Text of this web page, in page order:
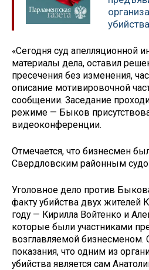
убийства
«Сегодня суд апелляционной
материалы дела, оставил
пресечения без изменения,
описание мотивировочной
сообщении. Заседание
режиме — Быков
видеоконференции.
Отмечается, что бизнесмен
Свердловским районным
Уголовное дело против
факту убийства двух жителей
году — Кирилла Войтенко и
которые были участниками
возглавляемой бизнесменом.
показания, что одним из
убийства является сам